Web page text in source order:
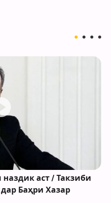
аст / Такзиби
Баҳри Хазар